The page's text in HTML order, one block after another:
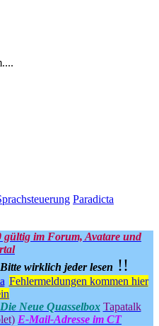
Paradicta
gültig im Forum, Avatare und
Bitte wirklich jeder lesen !!
Fehlermeldungen kommen hier
Die Neue Quasselbox Tapatalk
E-Mail-Adresse im CT